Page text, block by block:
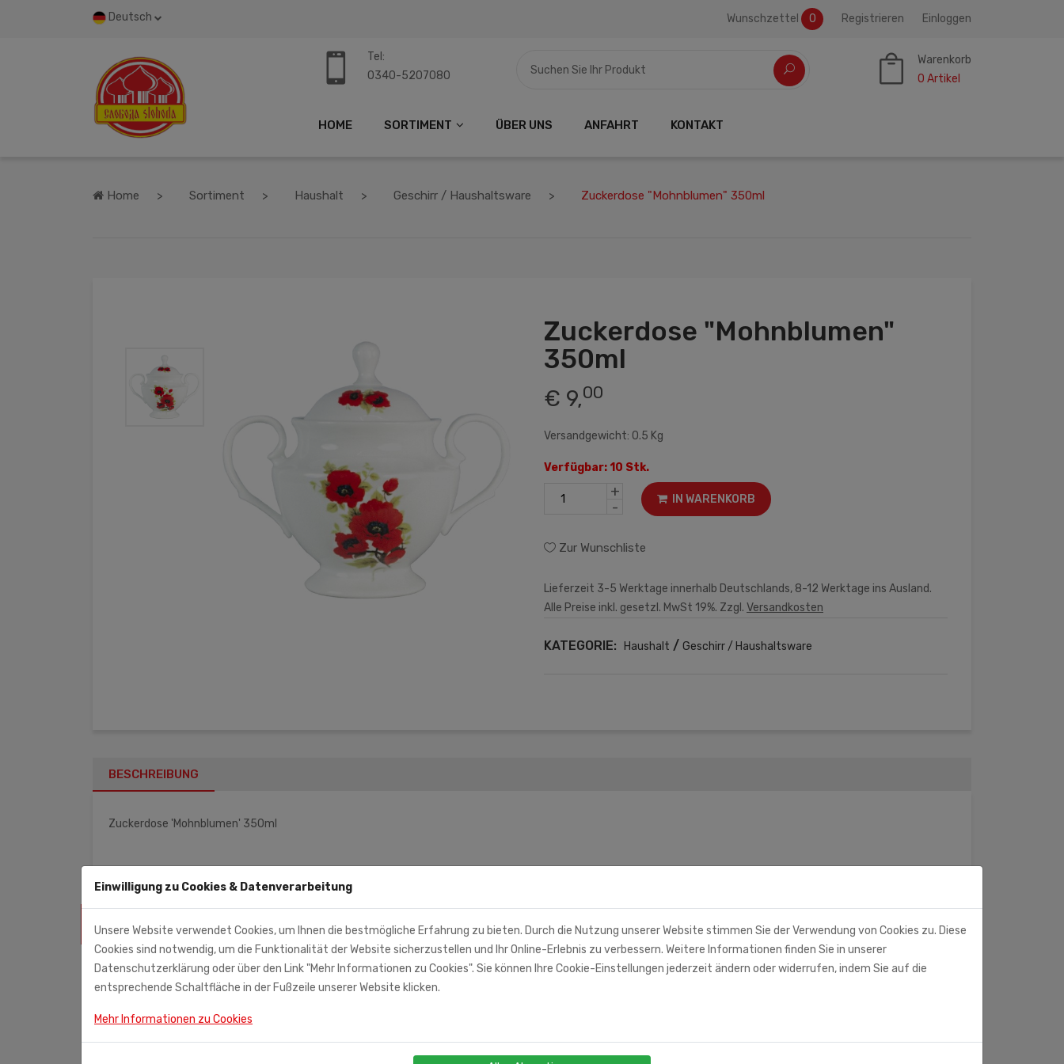
Deutsch Wunschzettel 0 Registrieren Einloggen
Tel:
0340-5207080
Warenkorb
0 Artikel
HOME SORTIMENT ÜBER UNS ANFAHRT KONTAKT
Home Sortiment Haushalt Geschirr / Haushaltsware Zuckerdose "Mohnblumen" 350ml
Zuckerdose "Mohnblumen"
350ml
€ 9,00
Versandgewicht: 0.5 Kg
Verfügbar: 10 Stk.
+
-
IN WARENKORB
Zur Wunschliste
Lieferzeit 3-5 Werktage innerhalb Deutschlands, 8-12 Werktage ins Ausland.
Alle Preise inkl. gesetzl. MwSt 19%. Zzgl. Versandkosten
KATEGORIE: Haushalt / Geschirr / Haushaltsware
BESCHREIBUNG
Zuckerdose 'Mohnblumen' 350ml
ÄHNLICHE PRODUKTE
Einwilligung zu Cookies & Datenverarbeitung
Unsere Website verwendet Cookies, um Ihnen die bestmögliche Erfahrung zu bieten. Durch die Nutzung unserer Website stimmen Sie der Verwendung von Cookies zu. Diese
Cookies sind notwendig, um die Funktionalität der Website sicherzustellen und Ihr Online-Erlebnis zu verbessern. Weitere Informationen finden Sie in unserer
Datenschutzerklärung oder über den Link "Mehr Informationen zu Cookies". Sie können Ihre Cookie-Einstellungen jederzeit ändern oder widerrufen, indem Sie auf die
entsprechende Schaltfläche in der Fußzeile unserer Website klicken.
Mehr Informationen zu Cookies